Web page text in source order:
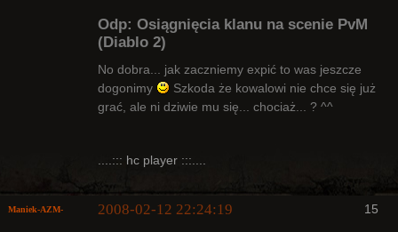
Odp: Osiągnięcia klanu na scenie PvM
(Diablo 2)
No dobra... jak zaczniemy expić to was jeszcze
dogonimy
Szkoda że kowalowi nie chce się już
grać, ale ni dziwie mu się... chociaż... ? ^^
....::: hc player :::....
15
Maniek-AZM- 2008-02-12 22:24:19